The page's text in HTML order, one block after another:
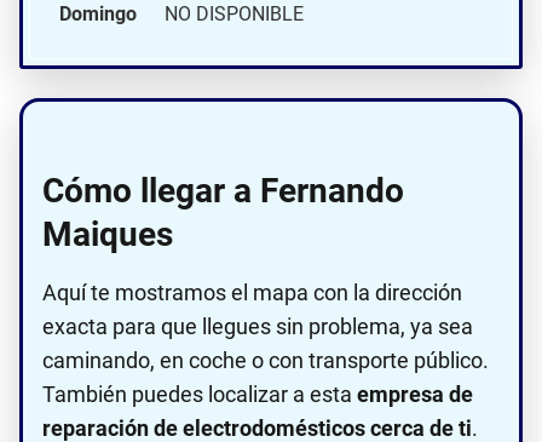
Domingo NO DISPONIBLE
Cómo llegar a Fernando
Maiques
Aquí te mostramos el mapa con la dirección
exacta para que llegues sin problema, ya sea
caminando, en coche o con transporte público.
También puedes localizar a esta empresa de
reparación de electrodomésticos cerca de ti.